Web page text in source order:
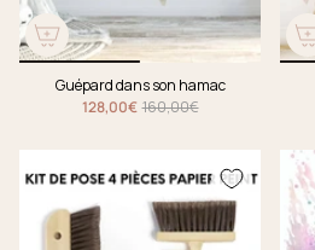
Guépard dans son hamac
128,00€ 160,00€